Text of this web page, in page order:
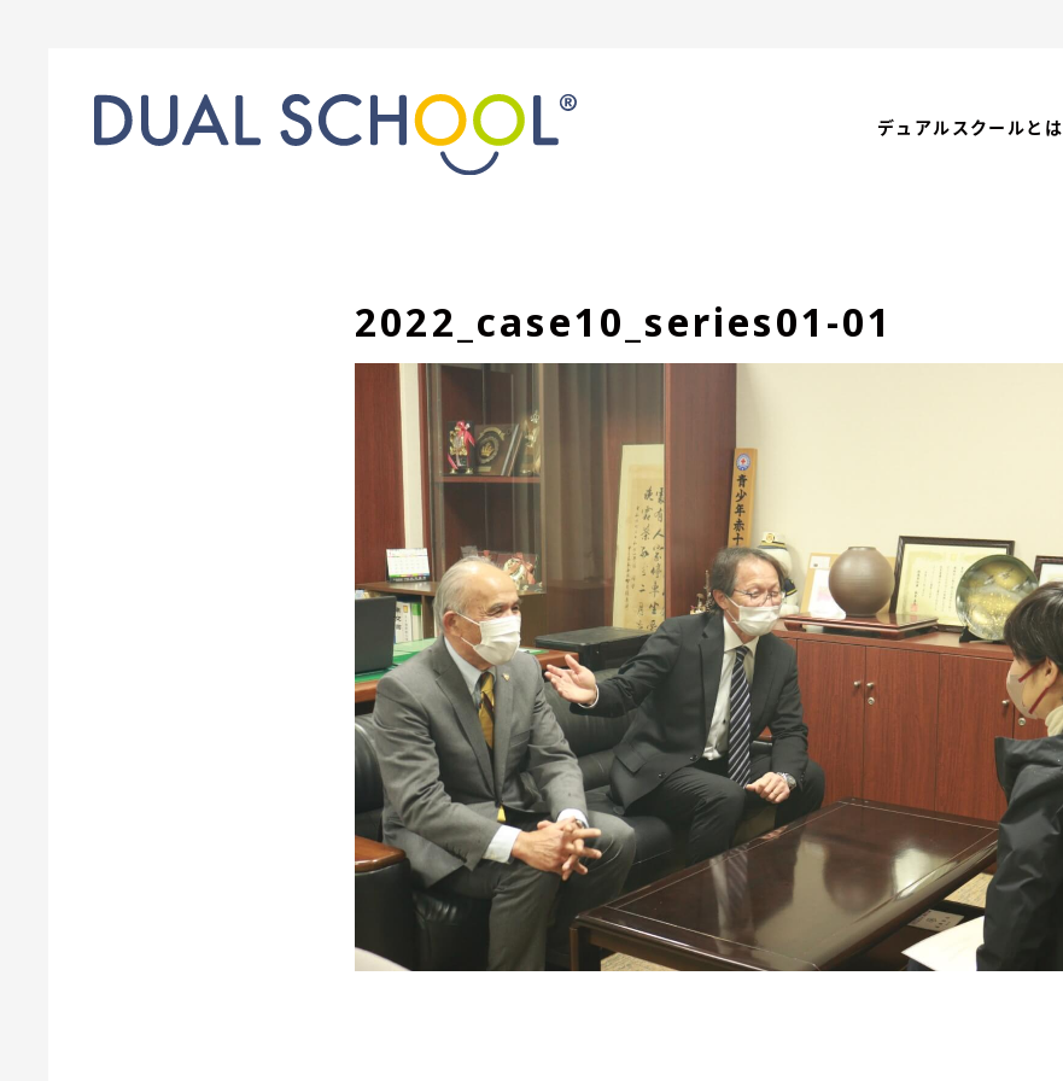
デュアルスクールとは
2022_case10_series01-01